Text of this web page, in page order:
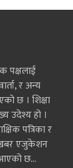
पक्षलाई
र अन्य
छ । शिक्षा
उदेश्य हो ।
पत्रिका र
खबर एजुकेशन
छ...